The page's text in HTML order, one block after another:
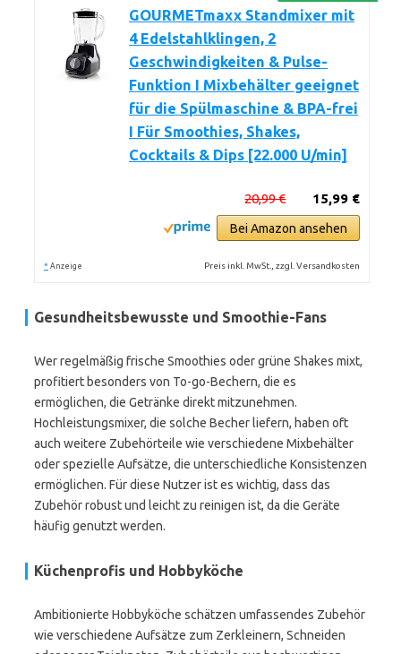
GOURMETmaxx Standmixer mit
4 Edelstahlklingen, 2
Geschwindigkeiten & Pulse-
Funktion I Mixbehälter geeignet
für die Spülmaschine & BPA-frei
I Für Smoothies, Shakes,
Cocktails & Dips [22.000 U/min]
15,99 €
20,99 €
Bei Amazon ansehen
* Anzeige Preis inkl. MwSt., zzgl. Versandkosten
Gesundheitsbewusste und Smoothie-Fans
Wer regelmäßig frische Smoothies oder grüne Shakes mixt,
profitiert besonders von To-go-Bechern, die es
ermöglichen, die Getränke direkt mitzunehmen.
Hochleistungsmixer, die solche Becher liefern, haben oft
auch weitere Zubehörteile wie verschiedene Mixbehälter
oder spezielle Aufsätze, die unterschiedliche Konsistenzen
ermöglichen. Für diese Nutzer ist es wichtig, dass das
Zubehör robust und leicht zu reinigen ist, da die Geräte
häufig genutzt werden.
Küchenprofis und Hobbyköche
Ambitionierte Hobbyköche schätzen umfassendes Zubehör
wie verschiedene Aufsätze zum Zerkleinern, Schneiden